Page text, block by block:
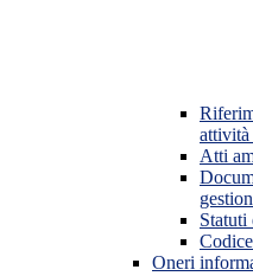
attività
Atti
Statuti
Oneri